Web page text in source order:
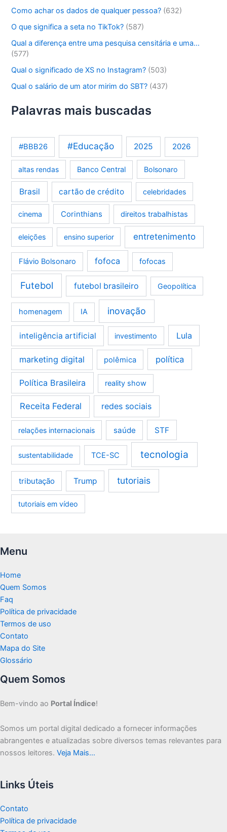
Como achar os dados de qualquer pessoa? (632)
O que significa a seta no TikTok? (587)
Qual a diferença entre uma pesquisa censitária e uma…
(577)
Qual o significado de XS no Instagram? (503)
Qual o salário de um ator mirim do SBT? (437)
Palavras mais buscadas
#BBB26 #Educação 2025 2026
altas rendas Banco Central Bolsonaro
Brasil cartão de crédito celebridades
cinema Corinthians direitos trabalhistas
eleições ensino superior entretenimento
Flávio Bolsonaro fofoca fofocas
Futebol futebol brasileiro Geopolítica
homenagem IA inovação
inteligência artificial investimento Lula
marketing digital polêmica política
Política Brasileira reality show
Receita Federal redes sociais
relações internacionais saúde STF
sustentabilidade TCE-SC tecnologia
tributação Trump tutoriais
tutoriais em vídeo
Menu
Home
Quem Somos
Faq
Política de privacidade
Termos de uso
Contato
Mapa do Site
Glossário
Quem Somos
Bem-vindo ao Portal Índice!
Somos um portal digital dedicado a fornecer informações
abrangentes e atualizadas sobre diversos temas relevantes para
nossos leitores. Veja Mais…
Links Úteis
Contato
Política de privacidade